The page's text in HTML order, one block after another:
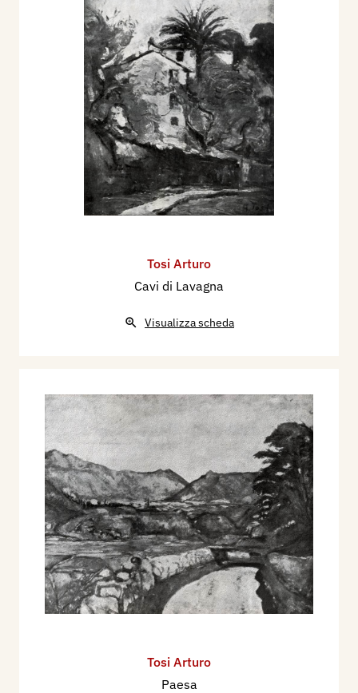
Tosi Arturo
Cavi di Lavagna
Visualizza scheda
Tosi Arturo
Paesa